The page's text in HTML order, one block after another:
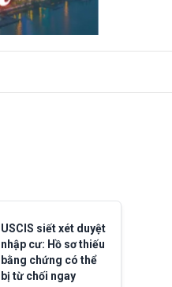
USCIS siết xét duyệt
nhập cư: Hồ sơ thiếu
bằng chứng có thể
bị từ chối ngay